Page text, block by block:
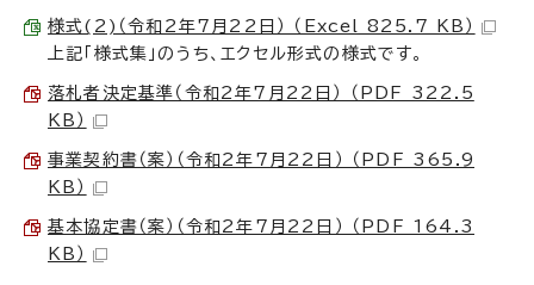
様式(2)（令和2年7月22日） （Excel 825.7 KB）
上記「様式集」のうち、エクセル形式の様式です。
落札者決定基準（令和2年7月22日） （PDF 322.5
KB）
事業契約書（案）（令和2年7月22日） （PDF 365.9
KB）
基本協定書（案）（令和2年7月22日） （PDF 164.3
KB）